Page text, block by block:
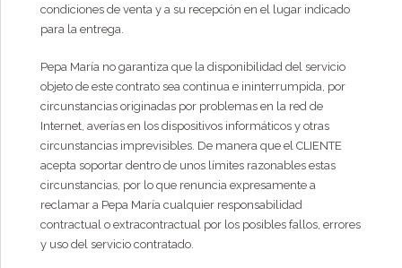
condiciones de venta y a su recepción en el lugar indicado
para la entrega.
Pepa María no garantiza que la disponibilidad del servicio
objeto de este contrato sea continua e ininterrumpida, por
circunstancias originadas por problemas en la red de
Internet, averías en los dispositivos informáticos y otras
circunstancias imprevisibles. De manera que el CLIENTE
acepta soportar dentro de unos límites razonables estas
circunstancias, por lo que renuncia expresamente a
reclamar a Pepa María cualquier responsabilidad
contractual o extracontractual por los posibles fallos, errores
y uso del servicio contratado.